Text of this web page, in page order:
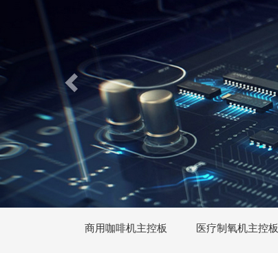
商用咖啡机主控板 医疗制氧机主控板